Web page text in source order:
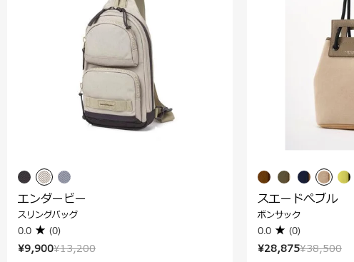
¥13,200
¥9,900
エンダービー
スリングバッグ
0.0 (0)
¥38,500
¥28,875
スエードぺブル
ボンサック
0.0 (0)